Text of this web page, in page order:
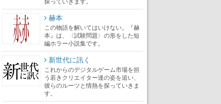
赫本
この物語を解いてはいけない。『赫
本』は、〈試験問題〉の形をした短
編ホラー小説集です。
新世代に訊く
これからのデジタルゲーム市場を担
う若きクリエイター達の姿を追い、
彼らのルーツと情熱を探っていきま
す。